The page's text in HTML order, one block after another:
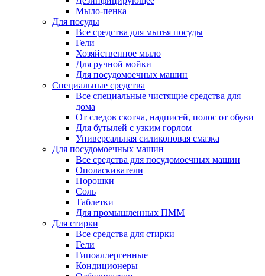
Мыло-пенка
Для посуды
Все средства для мытья посуды
Гели
Хозяйственное мыло
Для ручной мойки
Для посудомоечных машин
Специальные средства
Все специальные чистящие средства для
дома
От следов скотча, надписей, полос от обуви
Для бутылей с узким горлом
Универсальная силиконовая смазка
Для посудомоечных машин
Все средства для посудомоечных машин
Ополаскиватели
Порошки
Соль
Таблетки
Для промышленных ПММ
Для стирки
Все средства для стирки
Гели
Гипоаллергенные
Кондиционеры